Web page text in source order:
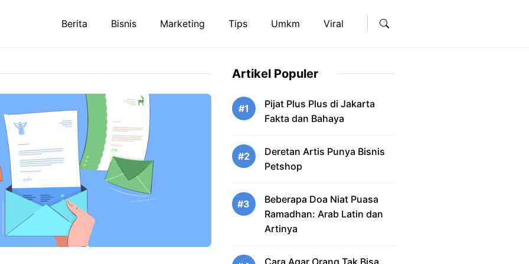
Berita Bisnis Marketing Tips Umkm Viral
Artikel Populer
#1
Pijat Plus Plus di Jakarta
Fakta dan Bahaya
#2
Deretan Artis Punya Bisnis
Petshop
#3
Beberapa Doa Niat Puasa
Ramadhan: Arab Latin dan
Artinya
Cara Agar Orang Tak Bisa